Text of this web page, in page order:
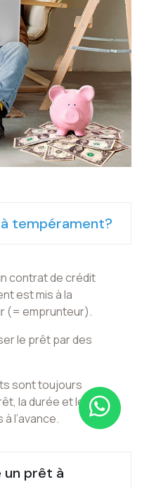
tempérament?
contrat de crédit
est mis à la
(= emprunteur).
le prêt par des
sont toujours
la durée et les
l’avance.
un prêt à